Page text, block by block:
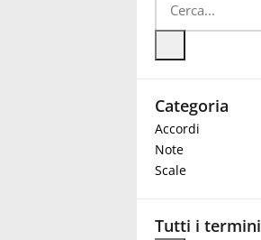
Deutsch
Español
Categoria
Accordi
Note
Scale
Tutti i termini